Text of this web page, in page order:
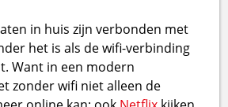
in huis zijn verbonden met
het is als de wifi-verbinding
Want in een modern
zonder wifi niet alleen de